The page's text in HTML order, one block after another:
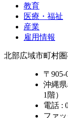
教育
医療・福祉
産業
雇用情報
北部広域市町村
〒905-
沖縄
1階）
電話 :
ファッ